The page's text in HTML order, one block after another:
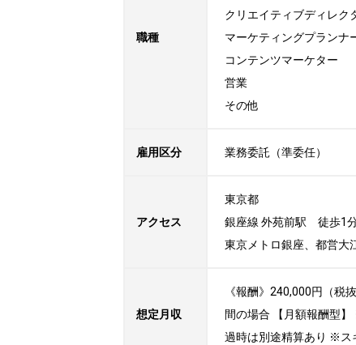
職種
クリエイティブディレク
マーケティングプランナ
コンテンツマーケター
営業
その他
雇用区分 業務委託（準委任）
アクセス
東京都
銀座線 外苑前駅　徒歩1
東京メトロ銀座、都営大
想定月収
《報酬》240,000円（
間の場合 【月額報酬型
過時は別途精算あり ※ス